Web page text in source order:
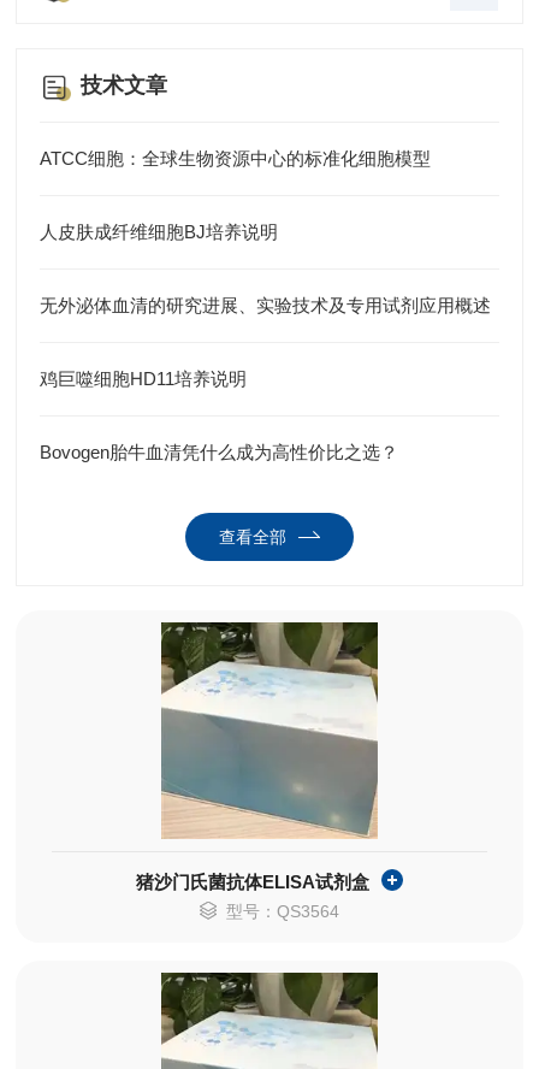
技术文章
ATCC细胞：全球生物资源中心的标准化细胞模型
人皮肤成纤维细胞BJ培养说明
无外泌体血清的研究进展、实验技术及专用试剂应用概述
鸡巨噬细胞HD11培养说明
Bovogen胎牛血清凭什么成为高性价比之选？
查看全部
猪沙门氏菌抗体ELISA试剂盒
型号：QS3564